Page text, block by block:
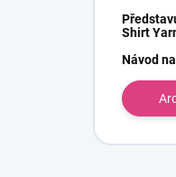
Shirt
Návod